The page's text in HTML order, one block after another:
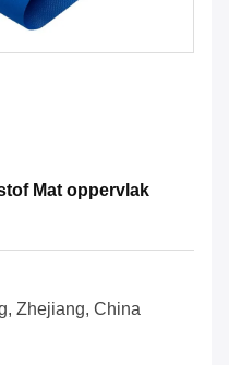
Mat oppervlak
Zhejiang, China